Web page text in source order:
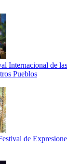
Internacional de
Pueblos
de